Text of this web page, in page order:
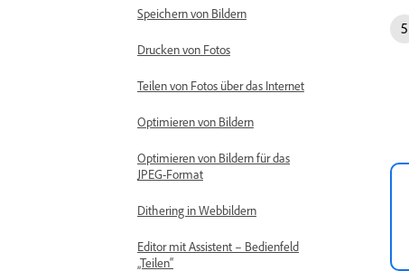
Speichern von Bildern
Drucken von Fotos
Teilen von Fotos über das Internet
Optimieren von Bildern
Optimieren von Bildern für das
JPEG-Format
Dithering in Webbildern
Editor mit Assistent – Bedienfeld
„Teilen“